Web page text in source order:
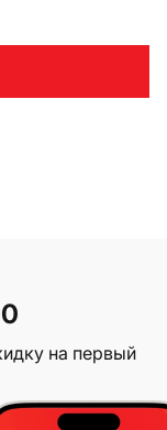
на первый